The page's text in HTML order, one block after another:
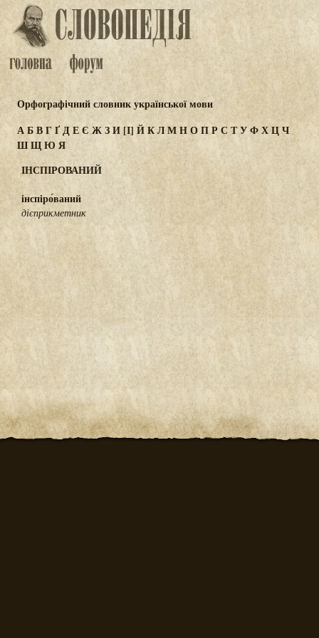
Орфографічний словник української мови
АБВГҐДЕЄ ЖЗИ[І] ЙКЛМНОПР СТУФХЦЧ
ШЩЮЯ
ІНСПІРОВАНИЙ
інспіро́ваний
дієприкметник